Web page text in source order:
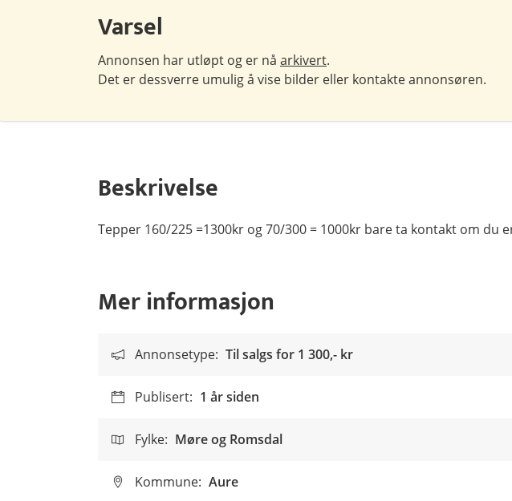
Varsel
Annonsen har utløpt og er nå arkivert.
Det er dessverre umulig å vise bilder eller kontakte annonsøren.
Beskrivelse
Tepper 160/225 =1300kr og 70/300 = 1000kr bare ta kontakt om du
Mer informasjon
Annonsetype: Til salgs for 1 300,- kr
Publisert: 1 år siden
Fylke: Møre og Romsdal
Kommune: Aure